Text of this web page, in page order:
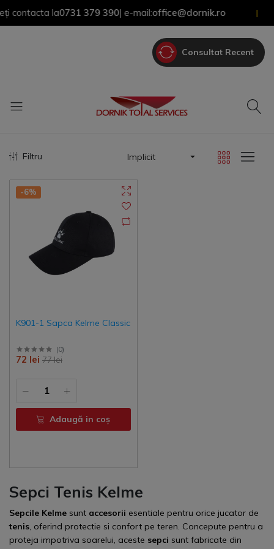
la0731 379 390| e-mail:office@dornik.ro
Consultat Recent
Filtru Implicit
-6%
K901-1 Sapca Kelme Classic
(0)
77 lei
72 lei
Adaugă in coş
Sepci Tenis Kelme
Sepcile Kelme sunt accesorii esentiale pentru orice jucator de
tenis, oferind protectie si confort pe teren. Concepute pentru a
proteja impotriva soarelui, aceste sepci sunt fabricate din